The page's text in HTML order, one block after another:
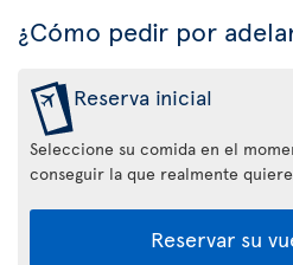
¿Cómo pedir por
Reserva inicial
Seleccione su comida en el
conseguir la que realmente
Reservar su